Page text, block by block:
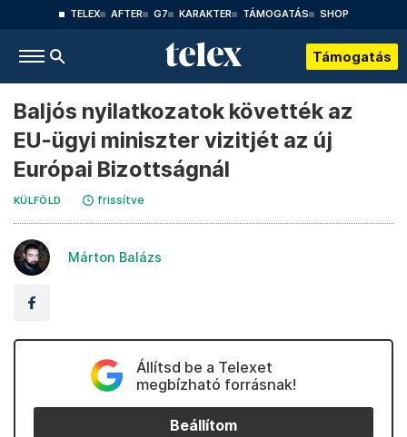
TELEX AFTER G7 KARAKTER TÁMOGATÁS SHOP
Támogatás
Baljós nyilatkozatok követték az
EU-ügyi miniszter vizitjét az új
Európai Bizottságnál
KÜLFÖLD frissítve
Márton Balázs
Állítsd be a Telexet
megbízható forrásnak!
Beállítom